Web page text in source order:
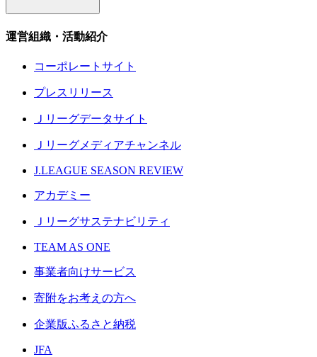
運営組織・活動紹介
コーポレートサイト
プレスリリース
Ｊリーグデータサイト
Ｊリーグメディアチャンネル
J.LEAGUE SEASON REVIEW
アカデミー
Ｊリーグサステナビリティ
TEAM AS ONE
事業者向けサービス
寄附をお考えの方へ
企業版ふるさと納税
JFA